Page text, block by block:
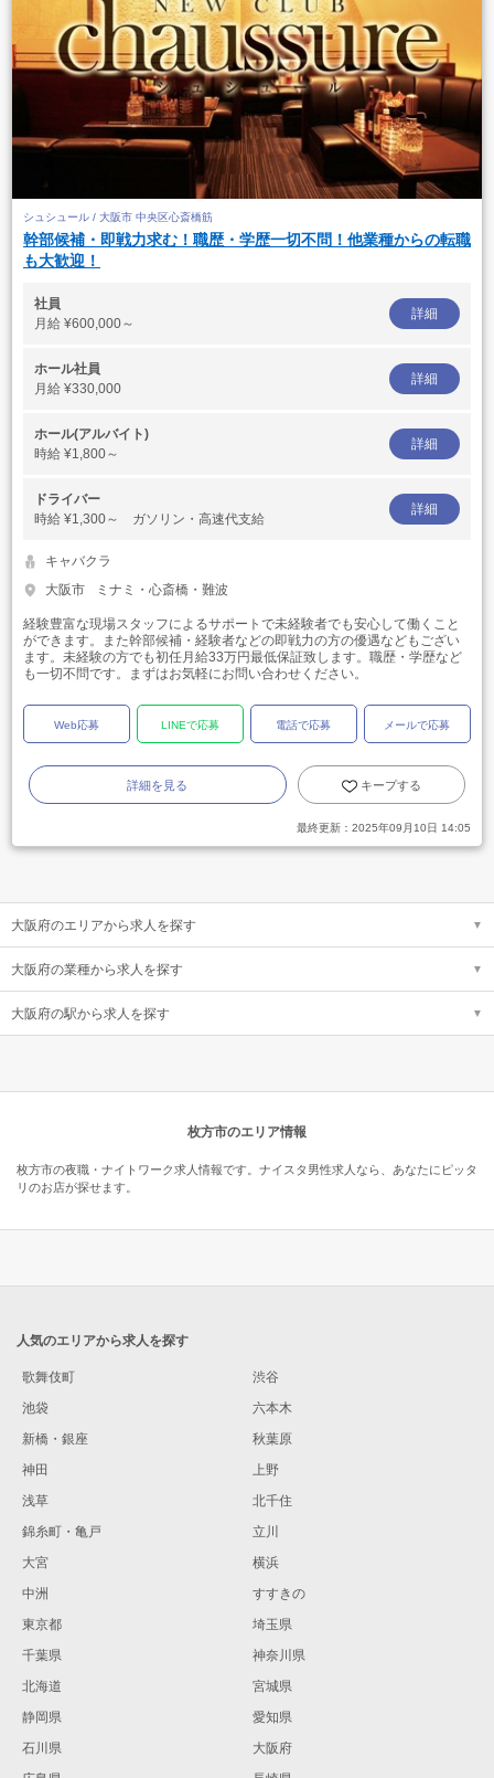
シュシュール / 大阪市 中央区心斎橋筋
幹部候補・即戦力求む！職歴・学歴一切不問！他業種からの転職
も大歓迎！
社員
月給 ¥600,000～
詳細
ホール社員
月給 ¥330,000
詳細
ホール(アルバイト)
時給 ¥1,800～
詳細
ドライバー
時給 ¥1,300～ ガソリン・高速代支給
詳細
キャバクラ
大阪市
ミナミ・心斎橋・難波
経験豊富な現場スタッフによるサポートで未経験者でも安心して働くこと
ができます。また幹部候補・経験者などの即戦力の方の優遇などもござい
ます。未経験の方でも初任月給33万円最低保証致します。職歴・学歴など
も一切不問です。まずはお気軽にお問い合わせください。
Web応募 LINEで応募 電話で応募 メールで応募
詳細を見る キープする
最終更新： 2025年09月10日 14:05
大阪府のエリアから求人を探す
大阪府の業種から求人を探す
大阪府の駅から求人を探す
枚方市のエリア情報
枚方市の夜職・ナイトワーク求人情報です。ナイスタ男性求人なら、あなたにピッタ
リのお店が探せます。
人気のエリアから求人を探す
歌舞伎町
渋谷
池袋
六本木
新橋・銀座
秋葉原
神田
上野
浅草
北千住
錦糸町・亀戸
立川
大宮
横浜
中洲
すすきの
東京都
埼玉県
千葉県
神奈川県
北海道
宮城県
静岡県
愛知県
石川県
大阪府